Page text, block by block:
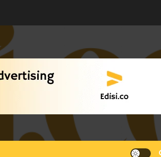
Warga
Kota
Aktivitas
Batam
JULI 15,